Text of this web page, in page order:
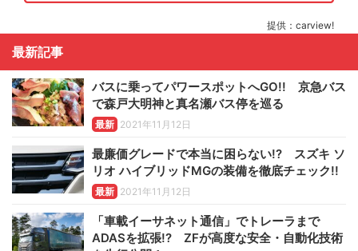
提供：carview!
最新記事
バスに乗ってパワースポットへGO!! 京急バス
で森戸大明神と真名瀬バス停を巡る
最新 2021年11月12日
最廉価グレードで本当に困らない!? スズキ ソ
リオ ハイブリッドMGの装備を徹底チェック!!
最新 2021年11月12日
「車載イーサネット通信」でトレーラまで
ADASを拡張!? ZFが高度な安全・自動化技術